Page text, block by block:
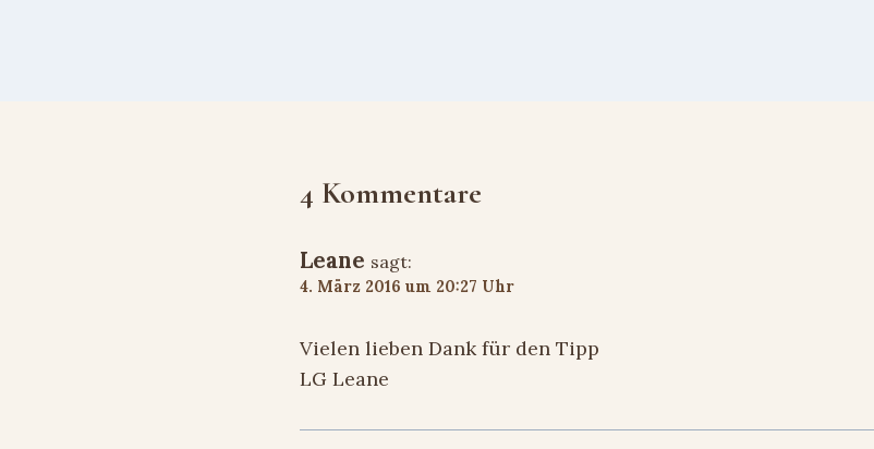
4 Kommentare
Leane sagt:
4. März 2016 um 20:27 Uhr
Vielen lieben Dank für den Tipp
LG Leane